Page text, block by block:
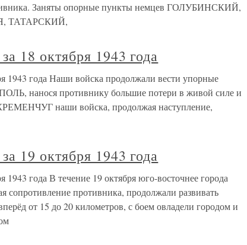
Заняты опорные пункты немцев ГОЛУБИНСКИЙ,
ТАТАРСКИЙ,
18 октября 1943 года
1943 года Наши войска продолжали вести упорные
нанося противнику большие потери в живой силе и
наши войска, продолжая наступление,
19 октября 1943 года
1943 года В течение 19 октября юго-восточнее города
противника, продолжали развивать
от 15 до 20 километров, с боем овладели городом и